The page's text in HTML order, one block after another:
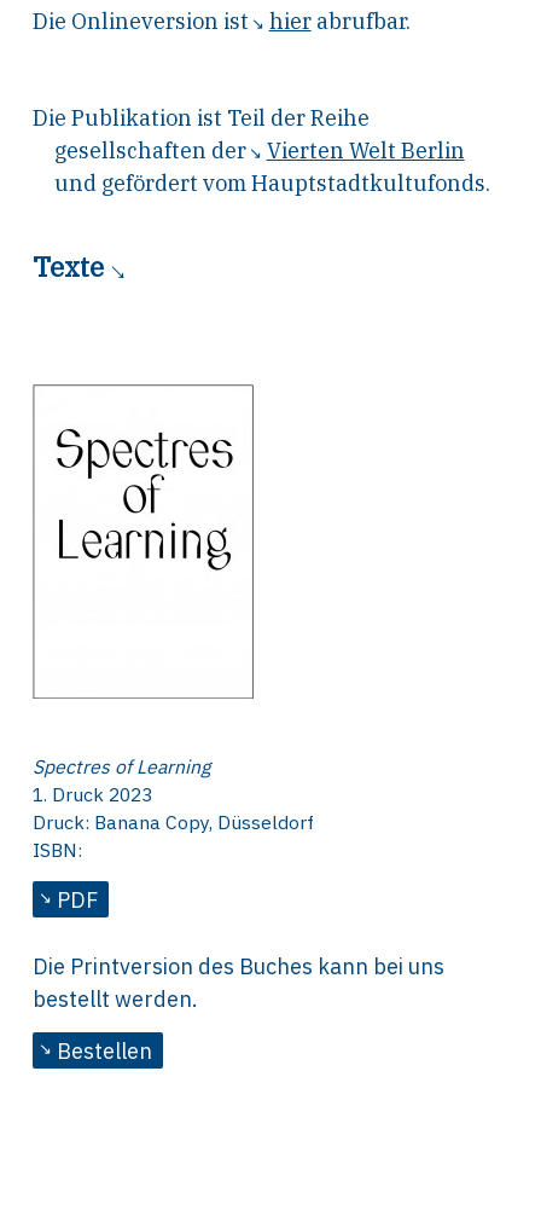
Die Onlineversion ist hierabrufbar.
Die Publikation ist Teil der Reihe
gesellschaften der
Vierten Welt Berlin
und gefördert vom Hauptstadtkultufonds.
Texte
Spectres of Learning
1. Druck 2023
Druck: Banana Copy, Düsseldorf
ISBN:
PDF
Die Printversion des Buches kann bei uns
bestellt werden.
Bestellen